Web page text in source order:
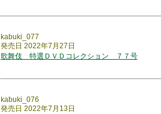
kabuki_077
発売日 2022年7月27日
歌舞伎 特選ＤＶＤコレクション ７７号
kabuki_076
発売日 2022年7月13日